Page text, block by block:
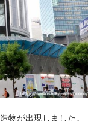
物が出現しました。